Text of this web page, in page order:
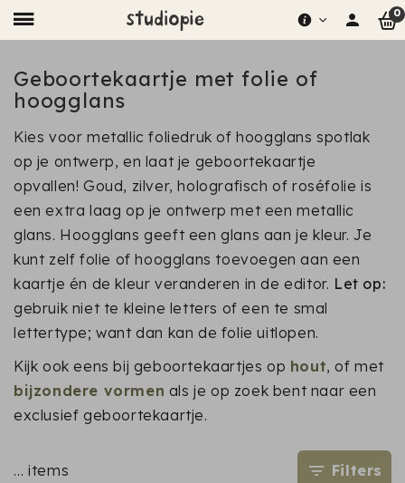
0
Geboortekaartje met folie of
hoogglans
Kies voor metallic foliedruk of hoogglans spotlak
op je ontwerp, en laat je geboortekaartje
opvallen! Goud, zilver, holografisch of roséfolie is
een extra laag op je ontwerp met een metallic
glans. Hoogglans geeft een glans aan je kleur. Je
kunt zelf folie of hoogglans toevoegen aan een
kaartje én de kleur veranderen in de editor. Let op:
gebruik niet te kleine letters of een te smal
lettertype; want dan kan de folie uitlopen.
Kijk ook eens bij geboortekaartjes op hout, of met
bijzondere vormen als je op zoek bent naar een
exclusief geboortekaartje.
… items Filters